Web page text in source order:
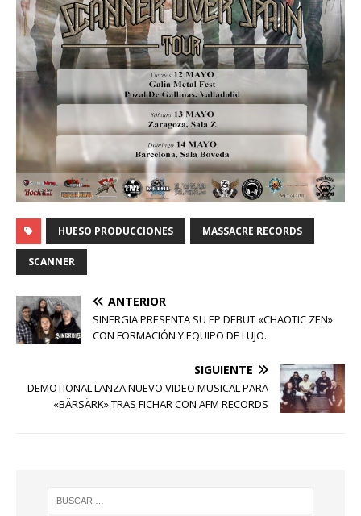
HUESO PRODUCCIONES MASSACRE RECORDS
SCANNER
ANTERIOR
SINERGIA PRESENTA SU EP DEBUT «CHAOTIC ZEN»
CON FORMACIÓN Y EQUIPO DE LUJO.
SIGUIENTE
DEMOTIONAL LANZA NUEVO VIDEO MUSICAL PARA
«BÄRSÄRK» TRAS FICHAR CON AFM RECORDS